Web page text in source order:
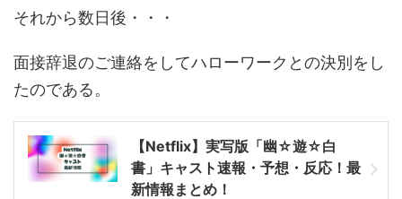
それから数日後・・・
面接辞退のご連絡をしてハローワークとの決別をし
たのである。
【Netflix】実写版「幽☆遊☆白
書」キャスト速報・予想・反応！最
新情報まとめ！